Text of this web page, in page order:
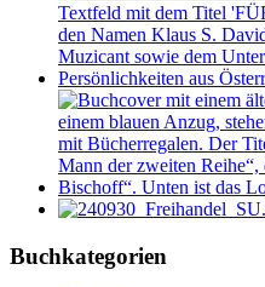
Buchkategorien